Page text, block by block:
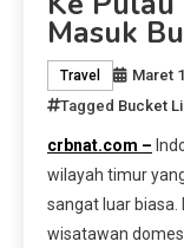
Masuk
Travel Maret
Tagged Bucket
crbnat.com –
wilayah timur
sangat luar
wisatawan